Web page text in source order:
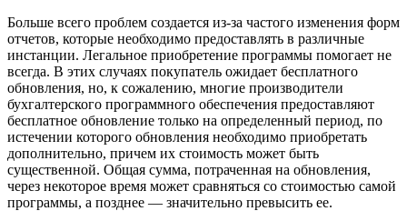
Больше всего проблем создается из-за частого изменения форм
отчетов, которые необходимо предоставлять в различные
инстанции. Легальное приобретение программы помогает не
всегда. В этих случаях покупатель ожидает бесплатного
обновления, но, к сожалению, многие производители
бухгалтерского программного обеспечения предоставляют
бесплатное обновление только на определенный период, по
истечении которого обновления необходимо приобретать
дополнительно, причем их стоимость может быть
существенной. Общая сумма, потраченная на обновления,
через некоторое время может сравняться со стоимостью самой
программы, а позднее — значительно превысить ее.